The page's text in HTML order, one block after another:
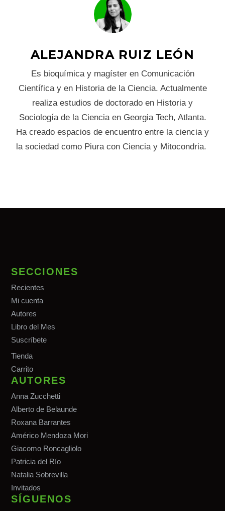
ALEJANDRA RUIZ LEÓN
Es bioquímica y magíster en Comunicación
Científica y en Historia de la Ciencia. Actualmente
realiza estudios de doctorado en Historia y
Sociología de la Ciencia en Georgia Tech, Atlanta.
Ha creado espacios de encuentro entre la ciencia y
la sociedad como Piura con Ciencia y Mitocondria.
SECCIONES
Recientes
Mi cuenta
Autores
Libro del Mes
Suscríbete
Tienda
Carrito
AUTORES
Anna Zucchetti
Alberto de Belaunde
Roxana Barrantes
Américo Mendoza Mori
Giacomo Roncagliolo
Patricia del Río
Natalia Sobrevilla
Invitados
SÍGUENOS